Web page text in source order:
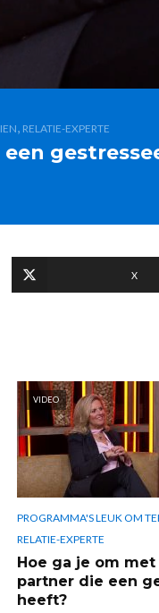
, RELATIE-EXPERTE
een
X
VIDEO
PROGRAMMA'S LEUK OM
RELATIE-EXPERTE
Hoe ga je om met
partner die een
heeft?